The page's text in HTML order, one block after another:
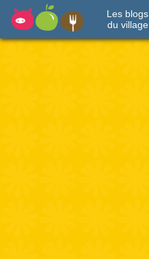
Les blogs
du village